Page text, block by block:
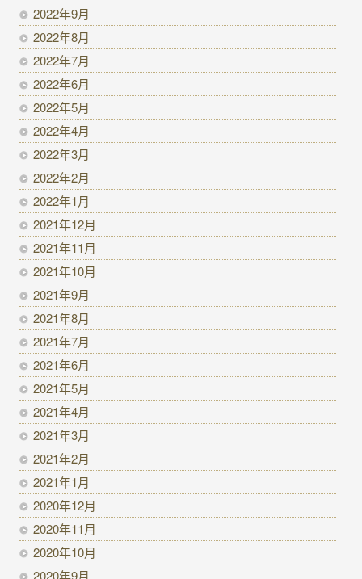
2022年9月
2022年8月
2022年7月
2022年6月
2022年5月
2022年4月
2022年3月
2022年2月
2022年1月
2021年12月
2021年11月
2021年10月
2021年9月
2021年8月
2021年7月
2021年6月
2021年5月
2021年4月
2021年3月
2021年2月
2021年1月
2020年12月
2020年11月
2020年10月